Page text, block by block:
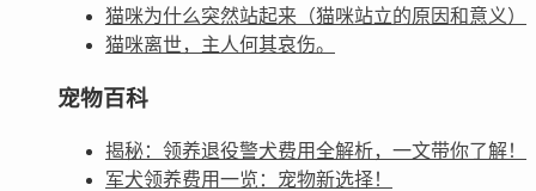
猫咪为什么突然站起来（猫咪站立的原因和意义）
猫咪离世，主人何其哀伤。
宠物百科
揭秘：领养退役警犬费用全解析，一文带你了解！
军犬领养费用一览：宠物新选择！